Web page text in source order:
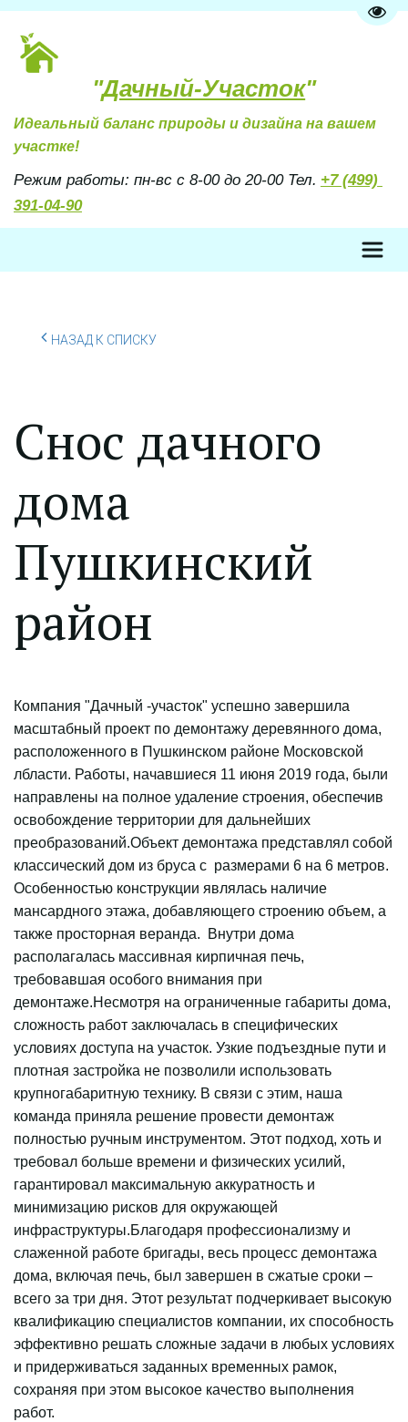
"Дачный-Участок"
Идеальный баланс природы и дизайна на вашем
участке!
Режим работы: пн-вс с 8-00 до 20-00 Тел. +7 (499)
391-04-90
НАЗАД К СПИСКУ
Снос дачного
дома
Пушкинский
район
Компания "Дачный -участок" успешно завершила
масштабный проект по демонтажу деревянного дома,
расположенного в Пушкинском районе Московской
лбласти. Работы, начавшиеся 11 июня 2019 года, были
направлены на полное удаление строения, обеспечив
освобождение территории для дальнейших
преобразований.Объект демонтажа представлял собой
классический дом из бруса с размерами 6 на 6 метров.
Особенностью конструкции являлась наличие
мансардного этажа, добавляющего строению объем, а
также просторная веранда. Внутри дома
располагалась массивная кирпичная печь,
требовавшая особого внимания при
демонтаже.Несмотря на ограниченные габариты дома,
сложность работ заключалась в специфических
условиях доступа на участок. Узкие подъездные пути и
плотная застройка не позволили использовать
крупногабаритную технику. В связи с этим, наша
команда приняла решение провести демонтаж
полностью ручным инструментом. Этот подход, хоть и
требовал больше времени и физических усилий,
гарантировал максимальную аккуратность и
минимизацию рисков для окружающей
инфраструктуры.Благодаря профессионализму и
слаженной работе бригады, весь процесс демонтажа
дома, включая печь, был завершен в сжатые сроки –
всего за три дня. Этот результат подчеркивает высокую
квалификацию специалистов компании, их способность
эффективно решать сложные задачи в любых условиях
и придерживаться заданных временных рамок,
сохраняя при этом высокое качество выполнения
работ.